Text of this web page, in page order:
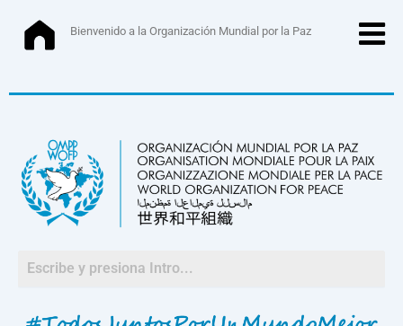
contenido
Bienvenido a la Organización Mundial por la Paz